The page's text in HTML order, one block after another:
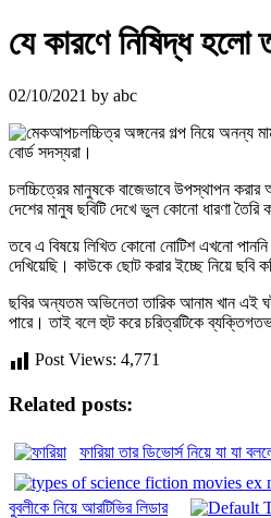
যে কারণে নিষিদ্ধ
02/10/2021 by abc
চলচ্চিত্র অঙ্গনের গল্প নিয়ে অনন্য
বোর্ড সদস্যরা।
চলচ্চিত্রের মানুষকে বাজেভাবে উপস্থাপন
দেশের মানুষ ছবিটি দেখে ভুল কোনো ধারণা
তবে এ বিষয়ে লিখিত কোনো নোটিশ এখনো
দেখিয়েছি। কাউকে ছোট করার ইচ্ছে নিয়ে ছবি
ছবির অন্যতম অভিনেতা তারিক আনাম খান এই
পারে। তাই বলে হুট করে চরিত্রটিকে
Post Views: 4,771
Related posts:
ফারিয়া তার ডিভোর্স নিয়ে যা যা
বুবলীকে নিয়ে আরটিভির লিডার